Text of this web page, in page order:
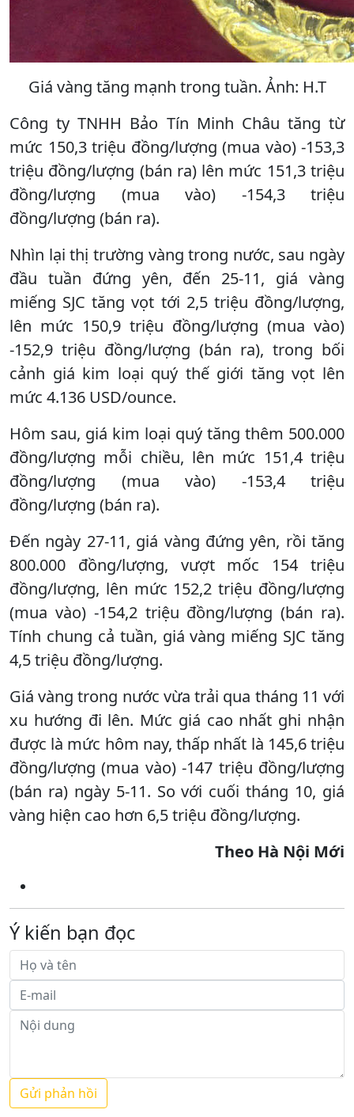
Giá vàng tăng mạnh trong tuần. Ảnh: H.T
Công ty TNHH Bảo Tín Minh Châu tăng từ
mức 150,3 triệu đồng/lượng (mua vào) -153,3
triệu đồng/lượng (bán ra) lên mức 151,3 triệu
đồng/lượng (mua vào) -154,3 triệu
đồng/lượng (bán ra).
Nhìn lại thị trường vàng trong nước, sau ngày
đầu tuần đứng yên, đến 25-11, giá vàng
miếng SJC tăng vọt tới 2,5 triệu đồng/lượng,
lên mức 150,9 triệu đồng/lượng (mua vào)
-152,9 triệu đồng/lượng (bán ra), trong bối
cảnh giá kim loại quý thế giới tăng vọt lên
mức 4.136 USD/ounce.
Hôm sau, giá kim loại quý tăng thêm 500.000
đồng/lượng mỗi chiều, lên mức 151,4 triệu
đồng/lượng (mua vào) -153,4 triệu
đồng/lượng (bán ra).
Đến ngày 27-11, giá vàng đứng yên, rồi tăng
800.000 đồng/lượng, vượt mốc 154 triệu
đồng/lượng, lên mức 152,2 triệu đồng/lượng
(mua vào) -154,2 triệu đồng/lượng (bán ra).
Tính chung cả tuần, giá vàng miếng SJC tăng
4,5 triệu đồng/lượng.
Giá vàng trong nước vừa trải qua tháng 11 với
xu hướng đi lên. Mức giá cao nhất ghi nhận
được là mức hôm nay, thấp nhất là 145,6 triệu
đồng/lượng (mua vào) -147 triệu đồng/lượng
(bán ra) ngày 5-11. So với cuối tháng 10, giá
vàng hiện cao hơn 6,5 triệu đồng/lượng.
Theo Hà Nội Mới
Ý kiến bạn đọc